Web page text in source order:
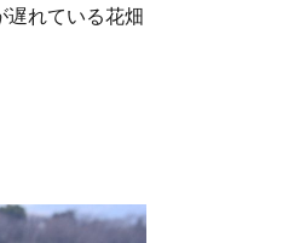
遅れている花畑